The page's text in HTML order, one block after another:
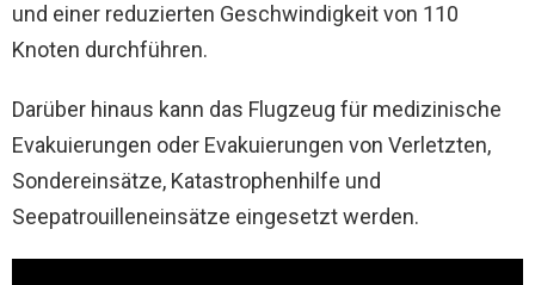
und einer reduzierten Geschwindigkeit von 110
Knoten durchführen.
Darüber hinaus kann das Flugzeug für medizinische
Evakuierungen oder Evakuierungen von Verletzten,
Sondereinsätze, Katastrophenhilfe und
Seepatrouilleneinsätze eingesetzt werden.